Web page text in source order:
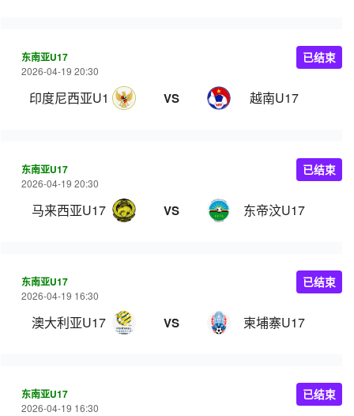
东南亚U17
2026-04-19 20:30
印度尼西亚U17 VS 越南U17
已结束
东南亚U17
2026-04-19 20:30
马来西亚U17 VS 东帝汶U17
已结束
东南亚U17
2026-04-19 16:30
澳大利亚U17 VS 柬埔寨U17
已结束
东南亚U17
2026-04-19 16:30
已结束